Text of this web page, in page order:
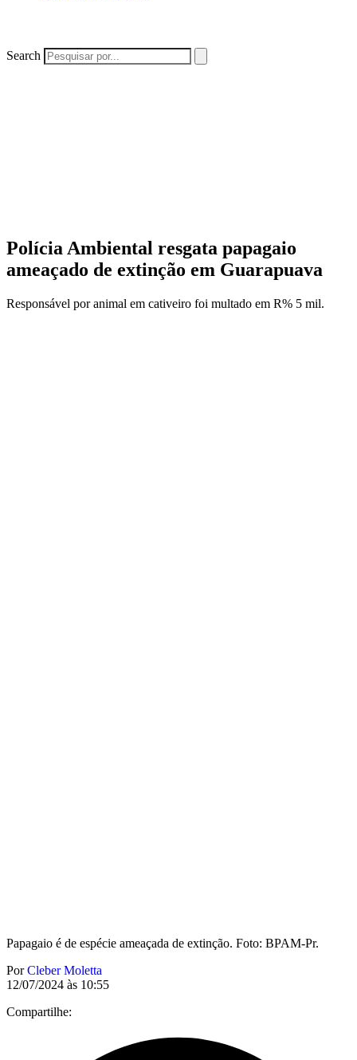
Search
Polícia Ambiental resgata papagaio
ameaçado de extinção em Guarapuava
Responsável por animal em cativeiro foi multado em R% 5 mil.
Papagaio é de espécie ameaçada de extinção. Foto: BPAM-Pr.
PorCleber Moletta
12/07/2024 às 10:55
Compartilhe: